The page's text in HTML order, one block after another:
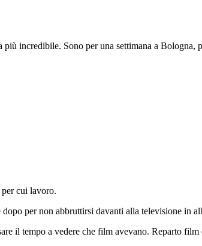
incredibile. Sono per una settimana a Bologna,
per cui lavoro.
per non abbruttirsi davanti alla televisione in
il tempo a vedere che film avevano. Reparto